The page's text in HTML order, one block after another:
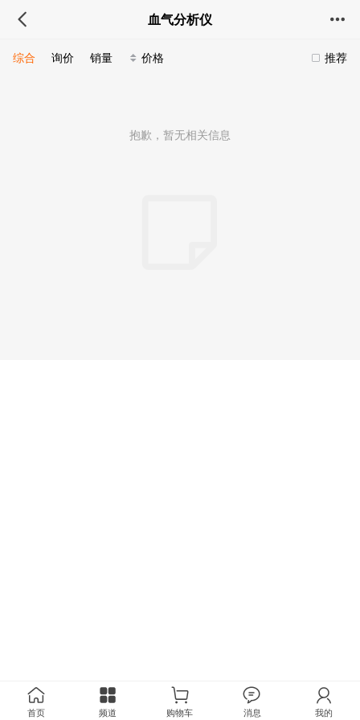
血气分析仪
推荐
综合 询价 销量 价格
抱歉，暂无相关信息
首页 频道 购物车 消息 我的